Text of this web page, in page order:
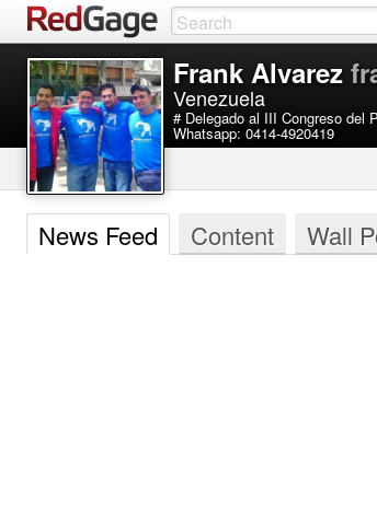
Frank Alvarez
Venezuela
# Delegado al III Congreso del
Whatsapp: 0414-4920419
News Feed Content Wall